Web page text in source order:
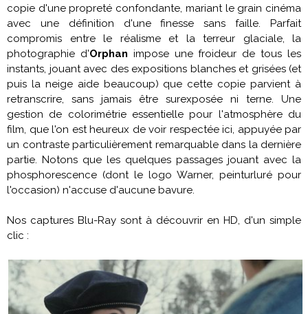
copie d'une propreté confondante, mariant le grain cinéma
avec une définition d'une finesse sans faille. Parfait
compromis entre le réalisme et la terreur glaciale, la
photographie d'Orphan impose une froideur de tous les
instants, jouant avec des expositions blanches et grisées (et
puis la neige aide beaucoup) que cette copie parvient à
retranscrire, sans jamais être surexposée ni terne. Une
gestion de colorimétrie essentielle pour l'atmosphère du
film, que l'on est heureux de voir respectée ici, appuyée par
un contraste particulièrement remarquable dans la dernière
partie. Notons que les quelques passages jouant avec la
phosphorescence (dont le logo Warner, peinturluré pour
l'occasion) n'accuse d'aucune bavure.
Nos captures Blu-Ray sont à découvrir en HD, d'un simple
clic :